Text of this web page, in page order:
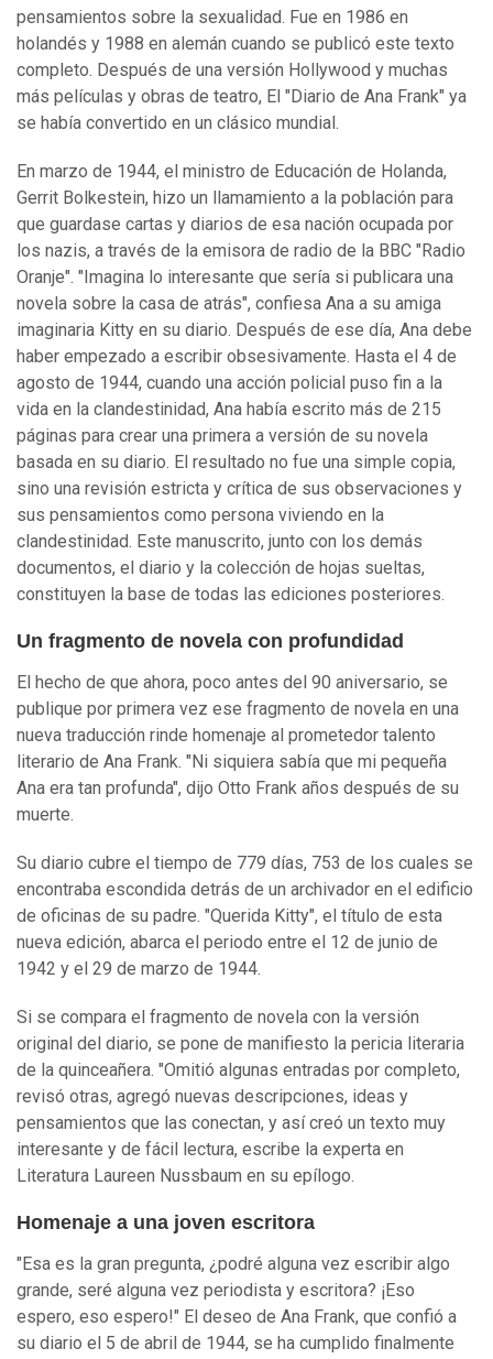
pensamientos sobre la sexualidad. Fue en 1986 en
holandés y 1988 en alemán cuando se publicó este texto
completo. Después de una versión Hollywood y muchas
más películas y obras de teatro, El "Diario de Ana Frank" ya
se había convertido en un clásico mundial.
En marzo de 1944, el ministro de Educación de Holanda,
Gerrit Bolkestein, hizo un llamamiento a la población para
que guardase cartas y diarios de esa nación ocupada por
los nazis, a través de la emisora de radio de la BBC "Radio
Oranje". "Imagina lo interesante que sería si publicara una
novela sobre la casa de atrás", confiesa Ana a su amiga
imaginaria Kitty en su diario. Después de ese día, Ana debe
haber empezado a escribir obsesivamente. Hasta el 4 de
agosto de 1944, cuando una acción policial puso fin a la
vida en la clandestinidad, Ana había escrito más de 215
páginas para crear una primera a versión de su novela
basada en su diario. El resultado no fue una simple copia,
sino una revisión estricta y crítica de sus observaciones y
sus pensamientos como persona viviendo en la
clandestinidad. Este manuscrito, junto con los demás
documentos, el diario y la colección de hojas sueltas,
constituyen la base de todas las ediciones posteriores.
Un fragmento de novela con profundidad
El hecho de que ahora, poco antes del 90 aniversario, se
publique por primera vez ese fragmento de novela en una
nueva traducción rinde homenaje al prometedor talento
literario de Ana Frank. "Ni siquiera sabía que mi pequeña
Ana era tan profunda", dijo Otto Frank años después de su
muerte.
Su diario cubre el tiempo de 779 días, 753 de los cuales se
encontraba escondida detrás de un archivador en el edificio
de oficinas de su padre. "Querida Kitty", el título de esta
nueva edición, abarca el periodo entre el 12 de junio de
1942 y el 29 de marzo de 1944.
Si se compara el fragmento de novela con la versión
original del diario, se pone de manifiesto la pericia literaria
de la quinceañera. "Omitió algunas entradas por completo,
revisó otras, agregó nuevas descripciones, ideas y
pensamientos que las conectan, y así creó un texto muy
interesante y de fácil lectura, escribe la experta en
Literatura Laureen Nussbaum en su epílogo.
Homenaje a una joven escritora
"Esa es la gran pregunta, ¿podré alguna vez escribir algo
grande, seré alguna vez periodista y escritora? ¡Eso
espero, eso espero!" El deseo de Ana Frank, que confió a
su diario el 5 de abril de 1944, se ha cumplido finalmente